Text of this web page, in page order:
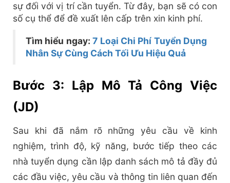
sự đối với vị trí cần tuyển. Từ đây, bạn sẽ có con
số cụ thể để đề xuất lên cấp trên xin kinh phí.
Tìm hiểu ngay:7 Loại Chi Phí Tuyển Dụng
Nhân Sự Cùng Cách Tối Ưu Hiệu Quả
Bước 3: Lập Mô Tả Công Việc
(JD)
Sau khi đã nắm rõ những yêu cầu về kinh
nghiệm, trình độ, kỹ năng, bước tiếp theo các
nhà tuyển dụng cần lập danh sách mô tả đầy đủ
các đầu việc, yêu cầu và thông tin liên quan đến